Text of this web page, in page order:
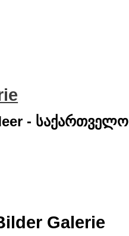
- საქართველო
Galerie